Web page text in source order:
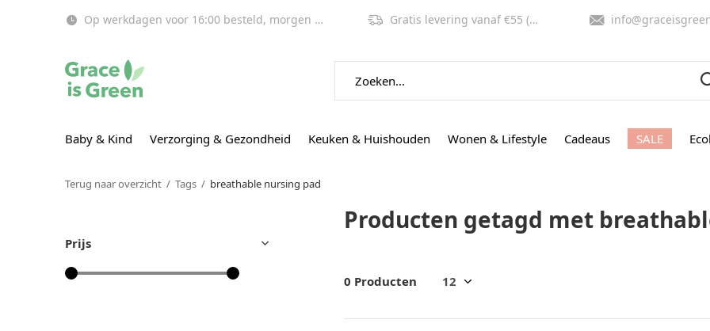
Baby & Kind Verzorging & Gezondheid Keuken & Huishouden Wonen & Lifestyle Cadeaus SALE
Op werkdagen voor 16:00 besteld, morgen in huis! Gratis levering vanaf €55 (NL, BE)
Terug naar overzicht Tags breathable nursing pad
Producten getagd met
0 Producten
Prijs